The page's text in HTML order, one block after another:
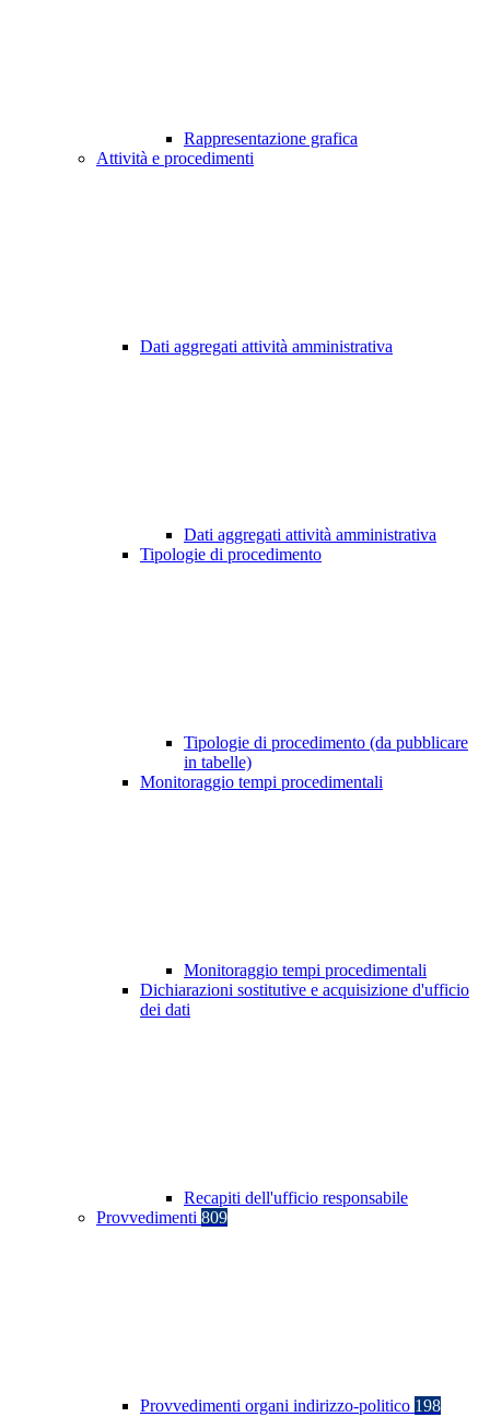
Rappresentazione grafica
Attività e procedimenti
Dati aggregati attività amministrativa
Dati aggregati attività amministrativa
Tipologie di procedimento
Tipologie di procedimento (da pubblicare
in tabelle)
Monitoraggio tempi procedimentali
Monitoraggio tempi procedimentali
Dichiarazioni sostitutive e acquisizione d'ufficio
dei dati
Recapiti dell'ufficio responsabile
Provvedimenti 809
Provvedimenti organi indirizzo-politico 198